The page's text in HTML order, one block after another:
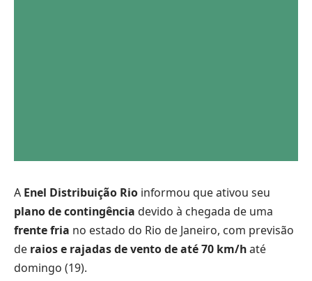
A Enel Distribuição Rio informou que ativou seu
plano de contingência devido à chegada de uma
frente fria no estado do Rio de Janeiro, com previsão
de raios e rajadas de vento de até 70 km/haté
domingo (19).